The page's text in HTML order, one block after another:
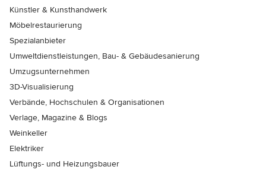
Künstler & Kunsthandwerk
Möbelrestaurierung
Spezialanbieter
Umweltdienstleistungen, Bau- & Gebäudesanierung
Umzugsunternehmen
3D-Visualisierung
Verbände, Hochschulen & Organisationen
Verlage, Magazine & Blogs
Weinkeller
Elektriker
Lüftungs- und Heizungsbauer